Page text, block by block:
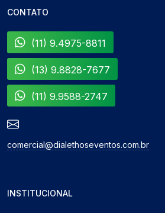
CONTATO
(11) 9.4975-8811
(13) 9.8828-7677
(11) 9.9588-2747
comercial@dialethoseventos.com.br
INSTITUCIONAL